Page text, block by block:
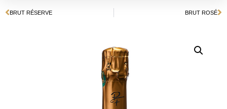
BRUT RÉSERVE BRUT ROSÉ